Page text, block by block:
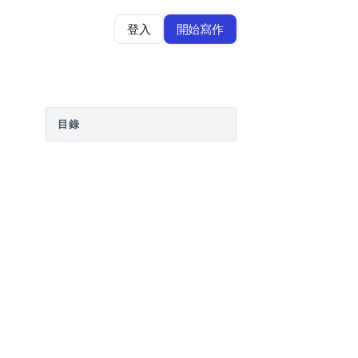
登入 開始寫作
目錄